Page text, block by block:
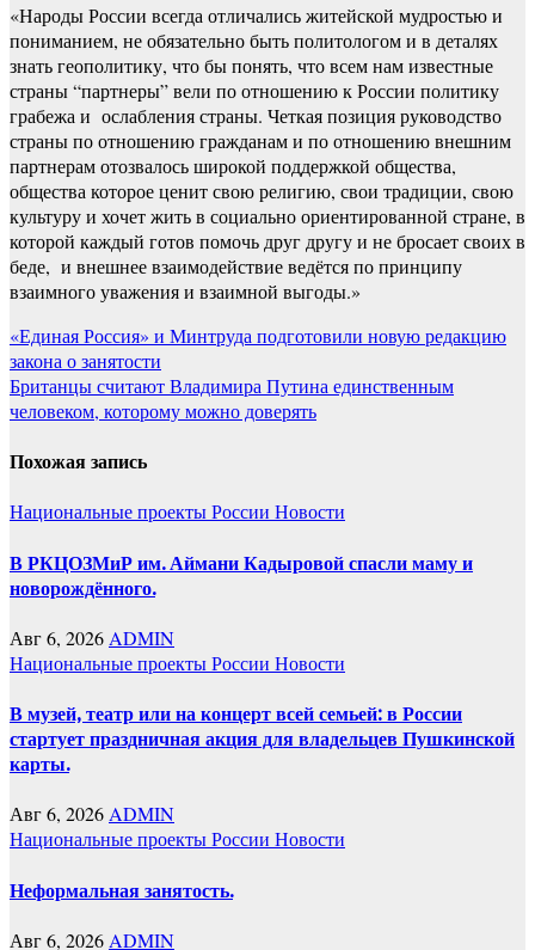
«Народы России всегда отличались житейской мудростью и
пониманием, не обязательно быть политологом и в деталях
знать геополитику, что бы понять, что всем нам известные
страны “партнеры” вели по отношению к России политику
грабежа и ослабления страны. Четкая позиция руководство
страны по отношению гражданам и по отношению внешним
партнерам отозвалось широкой поддержкой общества,
общества которое ценит свою религию, свои традиции, свою
культуру и хочет жить в социально ориентированной стране, в
которой каждый готов помочь друг другу и не бросает своих в
беде, и внешнее взаимодействие ведётся по принципу
взаимного уважения и взаимной выгоды.»
Навигация
по
записям
«Единая Россия» и Минтруда подготовили новую редакцию
закона о занятости
Британцы считают Владимира Путина единственным
человеком, которому можно доверять
Похожая запись
Национальные проекты России Новости
В РКЦОЗМиР им. Аймани Кадыровой спасли маму и
новорождённого.
Авг 6, 2026 ADMIN
Национальные проекты России Новости
В музей, театр или на концерт всей семьей: в России
стартует праздничная акция для владельцев Пушкинской
карты.
Авг 6, 2026ADMIN
Национальные проекты России Новости
Неформальная занятость.
Авг 6, 2026 ADMIN